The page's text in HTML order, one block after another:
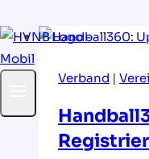
Zum
Inhalt
springenVerband |